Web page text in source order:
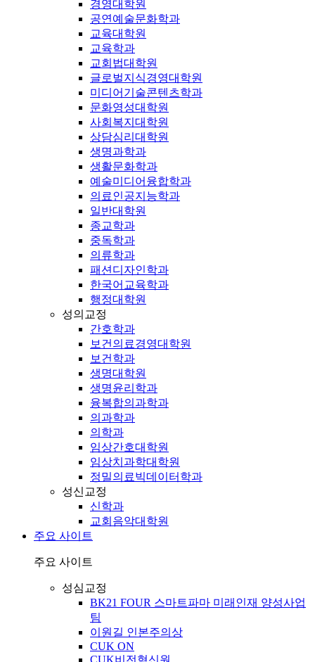
경영대학원
공연예술문화학과
교육대학원
교육학과
교회법대학원
글로벌지식경영대학원
미디어기술콘텐츠학과
문화영성대학원
사회복지대학원
상담심리대학원
생명과학과
생활문화학과
예술미디어융합학과
의료인공지능학과
일반대학원
종교학과
중독학과
의류학과
패션디자인학과
한국어교육학과
행정대학원
성의교정
간호학과
보건의료경영대학원
보건학과
생명대학원
생명윤리학과
융복합의과학과
의과학과
의학과
임상간호대학원
임상치과학대학원
정밀의료빅데이터학과
성신교정
신학과
교회음악대학원
주요 사이트
주요 사이트
성심교정
BK21 FOUR 스마트파마 미래인재 양성사업
팀
이원길 인본주의상
CUK ON
CUK비전혁신원